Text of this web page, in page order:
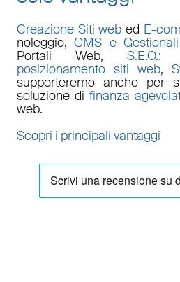
Creazione Siti web ed E-
noleggio,CMS e
Portali Web,
posizionamento siti web,
supporteremo anche per
soluzione difinanza
web.
Scopri i principali vantaggi